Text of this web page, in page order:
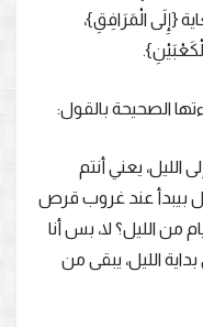
{إِلَى الْمَرَافِقِ}،
الصحيحة بالقول:
الليل، يعني أنتم
بيبدأ عند غروب قرص
من الليل؟ لا، بس أنا
الليل، يبقى من